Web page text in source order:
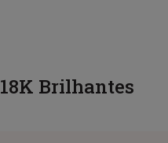
Brilhantes